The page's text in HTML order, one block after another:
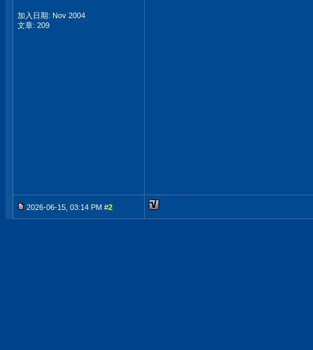
加入日期: Nov 2004
文章: 209
2026-06-15, 03:14 PM #2